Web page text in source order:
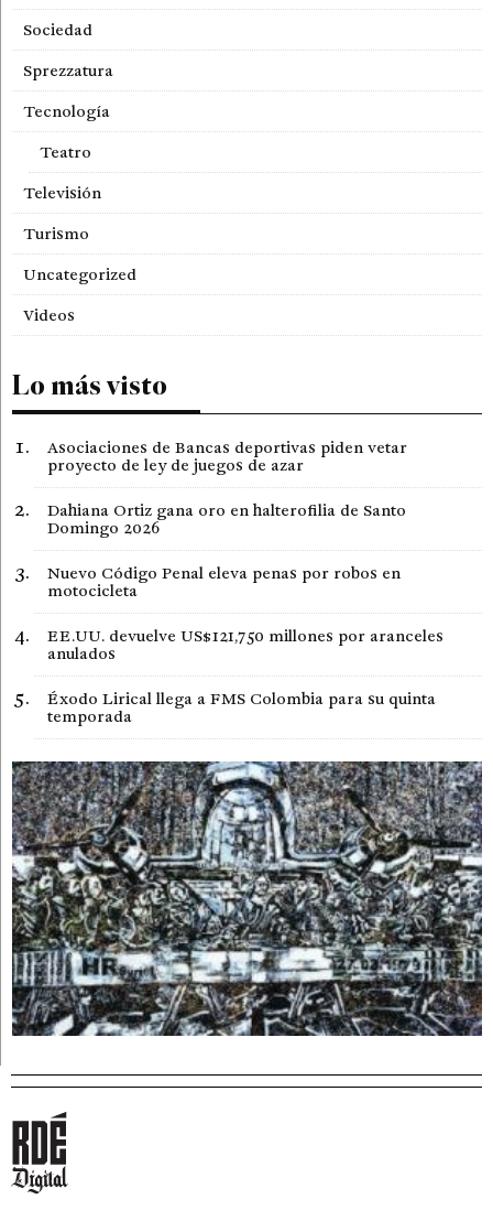
Sociedad
Sprezzatura
Tecnología
Teatro
Televisión
Turismo
Uncategorized
Videos
Lo más visto
Asociaciones de Bancas deportivas piden vetar
proyecto de ley de juegos de azar
Dahiana Ortiz gana oro en halterofilia de Santo
Domingo 2026
Nuevo Código Penal eleva penas por robos en
motocicleta
EE.UU. devuelve US$121,750 millones por aranceles
anulados
Éxodo Lirical llega a FMS Colombia para su quinta
temporada